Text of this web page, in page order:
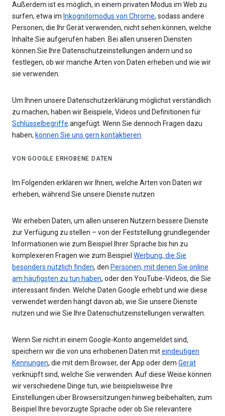
Außerdem ist es möglich, in einem privaten Modus im Web zu
surfen, etwa im Inkognitomodus von Chrome, sodass andere
Personen, die Ihr Gerät verwenden, nicht sehen können, welche
Inhalte Sie aufgerufen haben. Bei allen unseren Diensten
können Sie Ihre Datenschutzeinstellungen ändern und so
festlegen, ob wir manche Arten von Daten erheben und wie wir
sie verwenden.
Um Ihnen unsere Datenschutzerklärung möglichst verständlich
zu machen, haben wir Beispiele, Videos und Definitionen für
Schlüsselbegriffe angefügt. Wenn Sie dennoch Fragen dazu
haben, können Sie uns gern kontaktieren.
VON GOOGLE ERHOBENE DATEN
Im Folgenden erklären wir Ihnen, welche Arten von Daten wir
erheben, während Sie unsere Dienste nutzen
Wir erheben Daten, um allen unseren Nutzern bessere Dienste
zur Verfügung zu stellen – von der Feststellung grundlegender
Informationen wie zum Beispiel Ihrer Sprache bis hin zu
komplexeren Fragen wie zum Beispiel Werbung, die Sie
besonders nützlich finden, den Personen, mit denen Sie online
am häufigsten zu tun haben, oder den YouTube-Videos, die Sie
interessant finden. Welche Daten Google erhebt und wie diese
verwendet werden hängt davon ab, wie Sie unsere Dienste
nutzen und wie Sie Ihre Datenschutzeinstellungen verwalten.
Wenn Sie nicht in einem Google-Konto angemeldet sind,
speichern wir die von uns erhobenen Daten miteindeutigen
Kennungen, die mit dem Browser, der App oder dem Gerät
verknüpft sind, welche Sie verwenden. Auf diese Weise können
wir verschiedene Dinge tun, wie beispielsweise Ihre
Einstellungen über Browsersitzungen hinweg beibehalten, zum
Beispiel Ihre bevorzugte Sprache oder ob Sie relevantere